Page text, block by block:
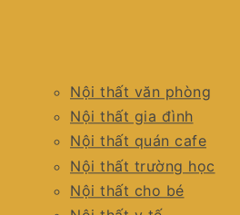
Nội thất văn phòng
Nội thất gia đình
Nội thất quán cafe
Nội thất trường học
Nội thất cho bé